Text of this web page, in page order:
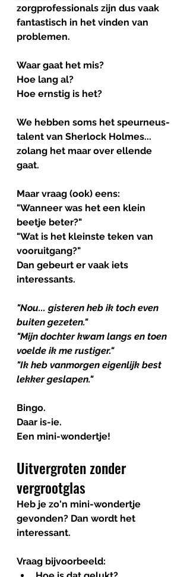
zorgprofessionals zijn dus vaak
fantastisch in het vinden van
problemen.
Waar gaat het mis?
Hoe lang al?
Hoe ernstig is het?
We hebben soms het speurneus-
talent van Sherlock Holmes...
zolang het maar over ellende
gaat.
Maar vraag (ook) eens:
"Wanneer was het een klein
beetje beter?"
"Wat is het kleinste teken van
vooruitgang?"
Dan gebeurt er vaak iets
interessants.
"Nou... gisteren heb ik toch even
buiten gezeten."
"Mijn dochter kwam langs en toen
voelde ik me rustiger."
"Ik heb vanmorgen eigenlijk best
lekker geslapen."
Bingo.
Daar is-ie.
Een mini-wondertje!
Uitvergroten zonder
vergrootglas
Heb je zo'n mini-wondertje
gevonden? Dan wordt het
interessant.
Vraag bijvoorbeeld: